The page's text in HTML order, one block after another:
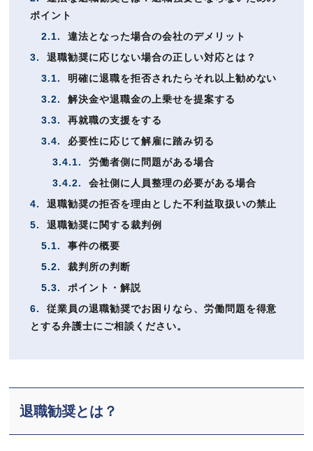
ポイント
2.1.
違法となった場合の会社のデメリット
3.
退職勧奨に応じない場合の正しい対応とは？
3.1.
明確に退職を拒否されたらそれ以上勧めない
3.2.
解決金や退職金の上乗せを提案する
3.3.
再就職の支援をする
3.4.
必要性に応じて解雇に踏み切る
3.4.1.
労働者側に問題がある場合
3.4.2.
会社側に人員整理の必要がある場合
4.
退職勧奨の拒否を理由とした不利益取扱いの禁止
5.
退職勧奨に関する裁判例
5.1.
事件の概要
5.2.
裁判所の判断
5.3.
ポイント・解説
6.
従業員の退職勧奨でお困りなら、労働問題を得意
とする弁護士にご相談ください。
退職勧奨とは？